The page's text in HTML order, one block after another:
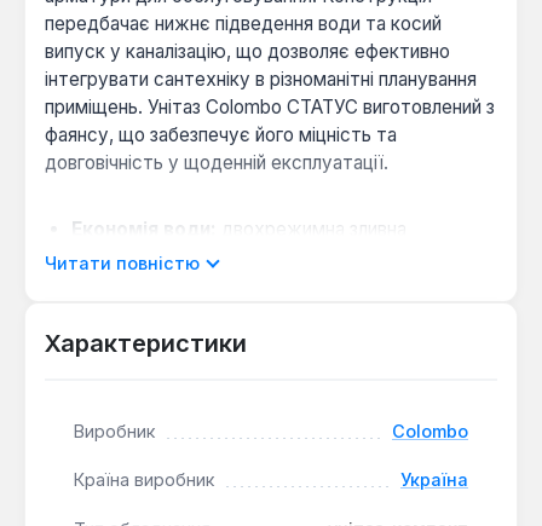
передбачає нижнє підведення води та косий
випуск у каналізацію, що дозволяє ефективно
інтегрувати сантехніку в різноманітні планування
приміщень. Унітаз Colombo СТАТУС виготовлений з
фаянсу, що забезпечує його міцність та
довговічність у щоденній експлуатації.
Економія води:
двохрежимна зливна
арматура дозволяє використовувати повний
круговий спосіб зливу сприяють ефективному
дюрапласту відрізняється стійкістю до
Читати повністю
Характеристики
Виробник Colombo
Країна виробник Україна